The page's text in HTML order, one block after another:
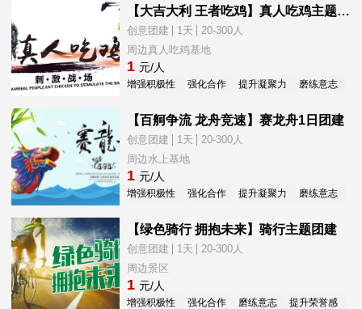
【大吉大利 王者吃鸡】真人吃鸡主题团建
创意团建 1天
20-300人
周边真人吃鸡基地
1 元/人
增强积极性 强化合作 提升凝聚力 磨练意志
【百舸争流 龙舟竞速】赛龙舟1日团建
创意团建 1天
20-300人
周边水上基地
1 元/人
增强积极性 强化合作 提升凝聚力 磨练意志
【绿色骑行 拥抱未来】骑行主题团建
创意团建 1天
20-300人
周边景区
1 元/人
增强积极性 强化合作 磨练意志 提升荣誉感